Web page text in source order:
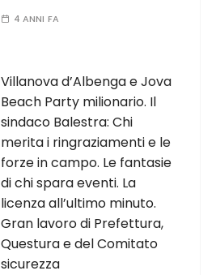
4 ANNI FA
Villanova d’Albenga e Jova
Beach Party milionario. Il
sindaco Balestra: Chi
merita i ringraziamenti e le
forze in campo. Le fantasie
di chi spara eventi. La
licenza all’ultimo minuto.
Gran lavoro di Prefettura,
Questura e del Comitato
sicurezza